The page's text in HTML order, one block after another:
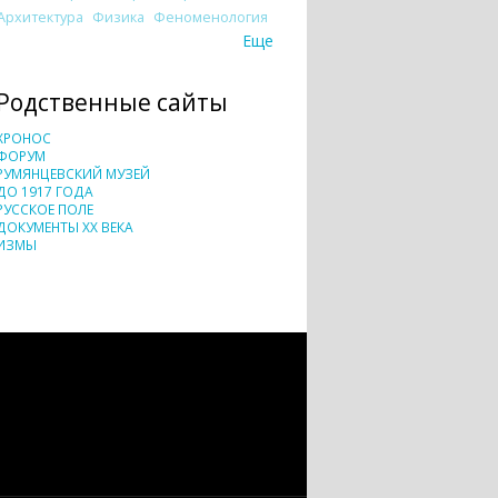
Физика Феноменология
Еще
сайты
МУЗЕЙ
1917 ГОДА
ПОЛЕ
XX ВЕКА